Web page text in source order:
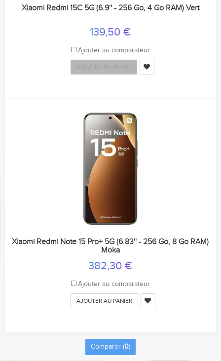
Xiaomi Redmi 15C 5G (6.9'' - 256 Go, 4 Go RAM) Vert
139,50 €
Ajouter au comparateur
AJOUTER AU PANIER
Xiaomi Redmi Note 15 Pro+ 5G (6.83'' - 256 Go, 8 Go RAM)
Moka
382,30 €
Ajouter au comparateur
AJOUTER AU PANIER
Comparer (0)